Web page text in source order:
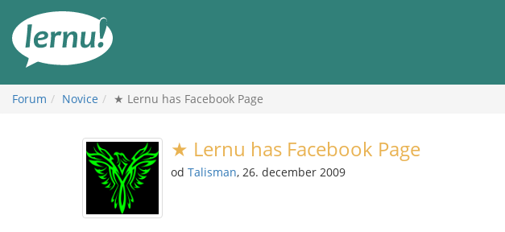
vsebini
Forum Novice ★ Lernu has Facebook Page
★ Lernu has Facebook Page
od Talisman, 26. december 2009